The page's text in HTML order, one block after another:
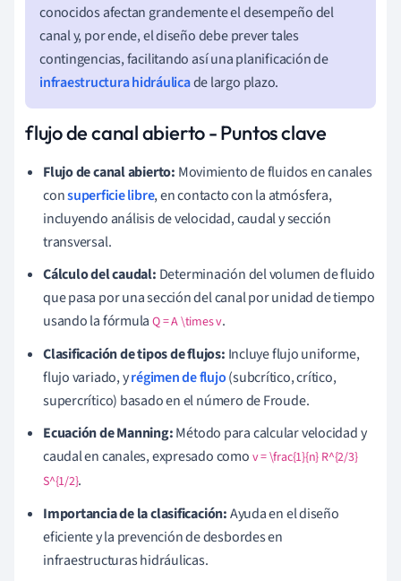
conocidos afectan grandemente el desempeño del
canal y, por ende, el diseño debe prever tales
contingencias, facilitando así una planificación de
infraestructura hidráulicade largo plazo.
flujo de canal abierto - Puntos clave
Flujo de canal abierto: Movimiento de fluidos en canales
consuperficie libre, en contacto con la atmósfera,
incluyendo análisis de velocidad, caudal y sección
transversal.
Cálculo del caudal: Determinación del volumen de fluido
que pasa por una sección del canal por unidad de tiempo
usando la fórmulaQ = A \times v.
Clasificación de tipos de flujos: Incluye flujo uniforme,
flujo variado, yrégimen de flujo(subcrítico, crítico,
supercrítico) basado en el número de Froude.
Ecuación de Manning:Método para calcular velocidad y
caudal en canales, expresado como v = \frac{1}{n} R^{2/3}
S^{1/2}.
Importancia de la clasificación:Ayuda en el diseño
eficiente y la prevención de desbordes en
infraestructuras hidráulicas.